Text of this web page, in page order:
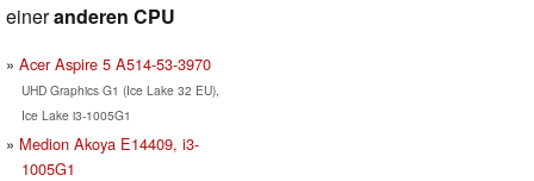
eineranderen CPU
Acer Aspire 5 A514-53-3970
UHD Graphics G1 (Ice Lake 32 EU),
Ice Lake i3-1005G1
Medion Akoya E14409, i3-
1005G1